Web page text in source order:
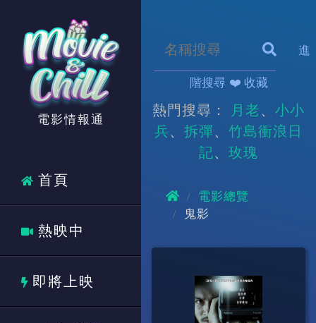
電影情報通
首頁
熱映中
即將上映
進
階搜尋 ❤️ 收藏
熱門搜尋： 月老
小小
兵
拆彈
竹島衝浪日
記
玫瑰
電影總覽
鬼影